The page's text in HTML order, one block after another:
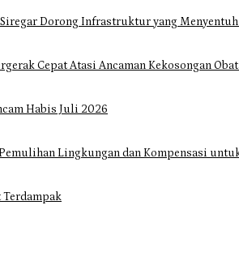
Dorong Infrastruktur yang
Cepat Atasi Ancaman Kekosongan
Habis Juli 2026
Lingkungan dan Kompensasi
Terdampak